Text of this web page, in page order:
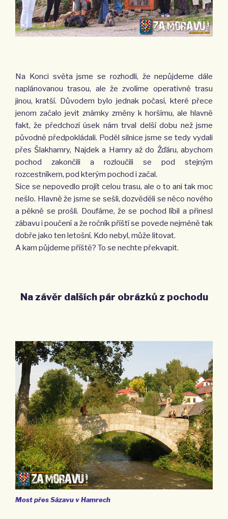
Na Konci světa jsme se rozhodli, že nepůjdeme dále
naplánovanou trasou, ale že zvolíme operativně trasu
jinou, kratší. Důvodem bylo jednak počasí, které přece
jenom začalo jevit známky změny k horšímu, ale hlavně
fakt, že předchozí úsek nám trval delší dobu než jsme
původně předpokládali. Podél silnice jsme se tedy vydali
přes Šlakhamry, Najdek a Hamry až do Žďáru, abychom
pochod zakončili a rozloučili se pod stejným
rozcestníkem, pod kterým pochod i začal.
Sice se nepovedlo projít celou trasu, ale o to ani tak moc
nešlo. Hlavně že jsme se sešli, dozvěděli se něco nového
a pěkně se prošli. Doufáme, že se pochod líbil a přinesl
zábavu i poučení a že ročník příští se povede nejméně tak
dobře jako ten letošní. Kdo nebyl, může litovat.
A kam půjdeme příště? To se nechte překvapit.
Na závěr dalších pár obrázků z pochodu
Most přes Sázavu v Hamrech